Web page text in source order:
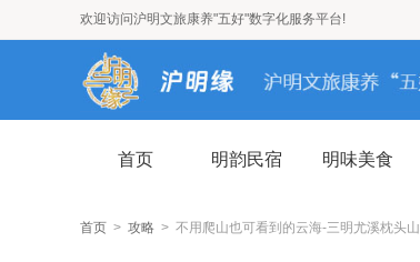
欢迎访问沪明文旅康养"五好"数字化服务平台!
首页 明韵民宿 明味美食
首页 > 攻略 > 不用爬山也可看到的云海-三明尤溪枕头山